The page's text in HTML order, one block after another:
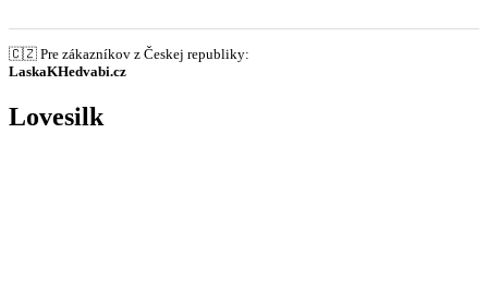
🇨🇿 Pre zákazníkov z Českej republiky:
LaskaKHedvabi.cz
Lovesilk